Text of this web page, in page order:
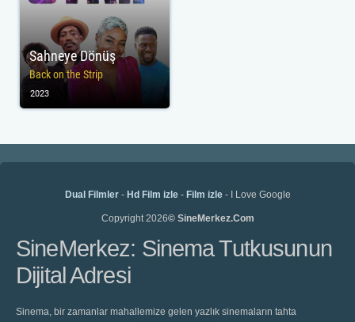
Sahneye Dönüş
Back on the Strip
2023
Dual Filmler- Hd Film izle- Film izle- I Love Google
Copyright 2026© SineMerkez.Com
SineMerkez: Sinema Tutkusunun
Dijital Adresi
Sinema, bir zamanlar mahallemize gelen yazlık sinemaların tahta